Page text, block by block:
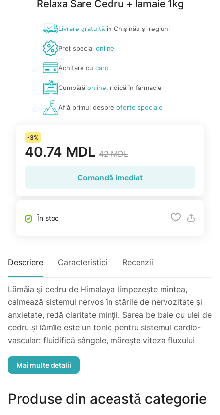
Relaxa Sare Cedru + lamaie 1kg
Livrare gratuităîn Chișinău și regiuni
Preț special online
Achitare cu card
Cumpărăonline, ridică în farmacie
Află primul despre oferte speciale
-3%
40.74 MDL 42 MDL
Comandă imediat
În stoc
Descriere Caracteristici Recenzii
Lămâia şi cedru de Himalaya limpezeşte mintea,
calmează sistemul nervos în stările de nervozitate și
anxietate, redă claritate minţii. Sarea be baie cu ulei de
cedru și lămîie este un tonic pentru sistemul cardio-
vascular: fluidifică sângele, măreşte viteza fluxului
Uleiul de cedru posedă proprietăți antiseptice,
un bun tonic dar și un bun sedativ, poate fi folosit ca
insectofungicid, ca antiinflamator și expectorant.
Produse din această categorie